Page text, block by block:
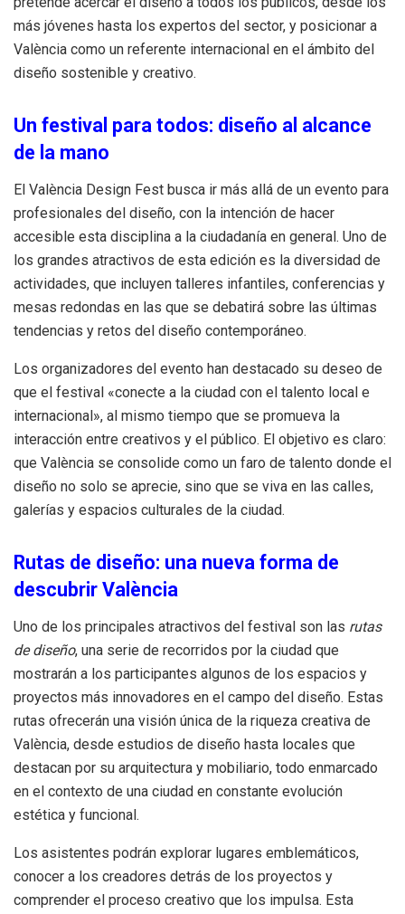
más jóvenes hasta los expertos del sector, y posicionar a
València como un referente internacional en el ámbito del
diseño sostenible y creativo.
Un festival para todos: diseño al alcance
de la mano
El València Design Fest busca ir más allá de un evento para
profesionales del diseño, con la intención de hacer
accesible esta disciplina a la ciudadanía en general. Uno de
los grandes atractivos de esta edición es la diversidad de
actividades, que incluyen talleres infantiles, conferencias y
mesas redondas en las que se debatirá sobre las últimas
tendencias y retos del diseño contemporáneo.
Los organizadores del evento han destacado su deseo de
que el festival «conecte a la ciudad con el talento local e
internacional», al mismo tiempo que se promueva la
interacción entre creativos y el público. El objetivo es claro:
que València se consolide como un faro de talento donde el
diseño no solo se aprecie, sino que se viva en las calles,
galerías y espacios culturales de la ciudad.
Rutas de diseño: una nueva forma de
descubrir València
Uno de los principales atractivos del festival son las rutas
de diseño, una serie de recorridos por la ciudad que
mostrarán a los participantes algunos de los espacios y
proyectos más innovadores en el campo del diseño. Estas
rutas ofrecerán una visión única de la riqueza creativa de
València, desde estudios de diseño hasta locales que
destacan por su arquitectura y mobiliario, todo enmarcado
en el contexto de una ciudad en constante evolución
estética y funcional.
Los asistentes podrán explorar lugares emblemáticos,
conocer a los creadores detrás de los proyectos y
comprender el proceso creativo que los impulsa. Esta